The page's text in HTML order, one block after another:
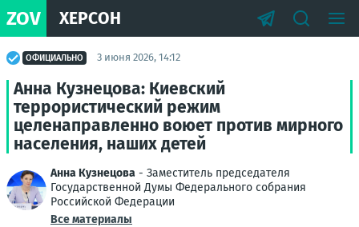
ZOV ХЕРСОН
ОФИЦИАЛЬНО 3 июня 2026, 14:12
Анна Кузнецова: Киевский
террористический режим
целенаправленно воюет против мирного
населения, наших детей
Анна Кузнецова - Заместитель председателя
Государственной Думы Федерального собрания
Российской Федерации
Все материалы